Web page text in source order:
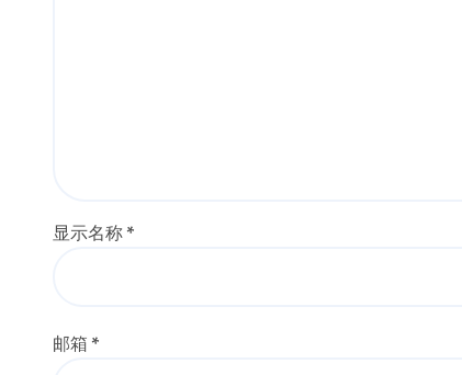
显示名称 *
邮箱 *